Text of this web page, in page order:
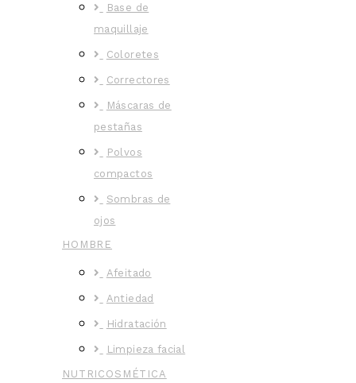
Base de
maquillaje
Coloretes
Correctores
Máscaras de
pestañas
Polvos
compactos
Sombras de
ojos
HOMBRE
Afeitado
Antiedad
Hidratación
Limpieza facial
NUTRICOSMÉTICA